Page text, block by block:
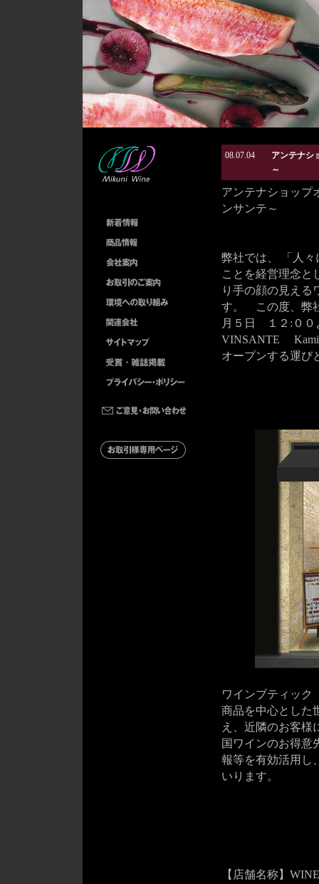
08.07.04
アンテナ
～
アンテナショッ
ンサンテ～
弊社では、 「人
ことを経営理念と
り手の顔の見える
す。 この度、弊
月５日 １２:００
VINSANTE
オープンする運
ワインブティック
商品を中心とした
え、近隣のお客様
国ワインのお得意
報等を有効活用し
いります。
【店舗名称】